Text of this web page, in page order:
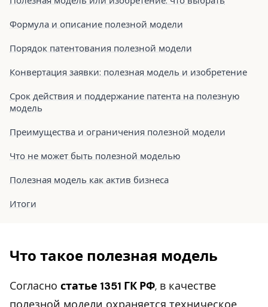
Формула и описание полезной модели
Порядок патентования полезной модели
Конвертация заявки: полезная модель и изобретение
Срок действия и поддержание патента на полезную
модель
Преимущества и ограничения полезной модели
Что не может быть полезной моделью
Полезная модель как актив бизнеса
Итоги
Что такое полезная модель
Согласно статье 1351 ГК РФ, в качестве